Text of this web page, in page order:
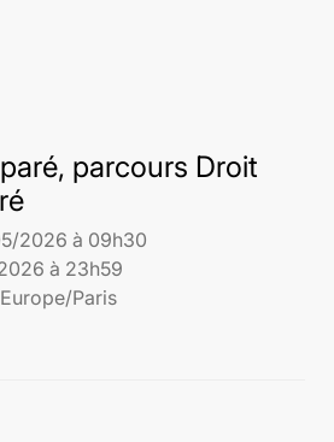
parcours Droit
2026 à 09h30
à 23h59
Paris